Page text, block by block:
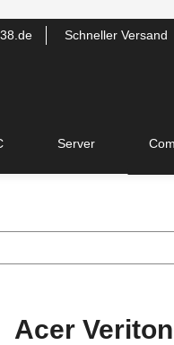
Schneller Versand
Server
Acer